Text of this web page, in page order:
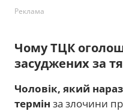
Реклама
Чому ТЦК
засуджених за
Чоловік, який
термін за злочини